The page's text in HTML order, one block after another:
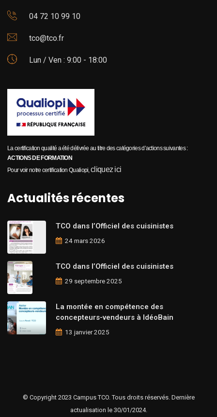
04 72 10 99 10
tco@tco.fr
Lun / Ven : 9:00 - 18:00
La certification qualité a été délivrée au titre des catégories d’actions suivantes :
ACTIONS DE FORMATION
Pour voir notre certification Qualiopi,cliquez ici
Actualités récentes
TCO dans l’Officiel des cuisinistes
24 mars 2026
TCO dans l’Officiel des cuisinistes
29 septembre 2025
La montée en compétence des
concepteurs-vendeurs à IdéoBain
13 janvier 2025
© Copyright 2023 Campus TCO. Tous droits réservés. Dernière
actualisation le 30/01/2024.